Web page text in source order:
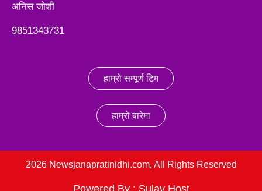
अनिस जाेशी
9851343731
हाम्रो सम्पूर्ण टिम
हाम्रो बारेमा
2026 Newsjanapratinidhi.com, All Rights Reserved
Powered By : Sulav Host